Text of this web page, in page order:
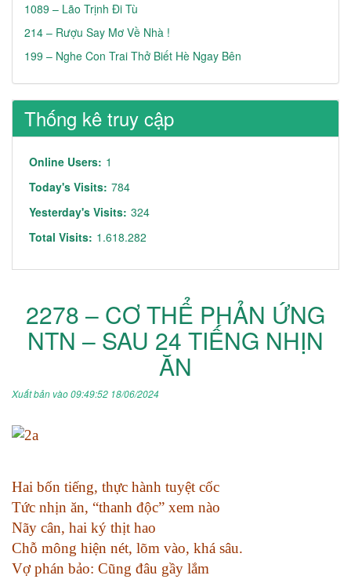
1089 – Lão Trịnh Đi Tù
214 – Rượu Say Mơ Về Nhà !
199 – Nghe Con Trai Thở Biết Hè Ngay Bên
Thống kê truy cập
Online Users: 1
Today's Visits: 784
Yesterday's Visits: 324
Total Visits: 1.618.282
2278 – CƠ THỂ PHẢN ỨNG
NTN – SAU 24 TIẾNG NHỊN
ĂN
Xuất bản vào 09:49:52 18/06/2024
Hai bốn tiếng, thực hành tuyệt cốc
Tức nhịn ăn, “thanh độc” xem nào
Nãy cân, hai ký thịt hao
Chỗ mông hiện nét, lõm vào, khá sâu.
Vợ phán bảo: Cũng đâu gầy lắm